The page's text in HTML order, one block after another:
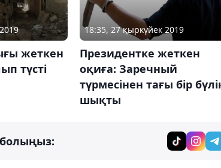
жеткен
түсті
18:35, 27 қыркүйек 2019
Президентке жеткен
оқиға: Заречный
түрмесінен тағы бір
шықты